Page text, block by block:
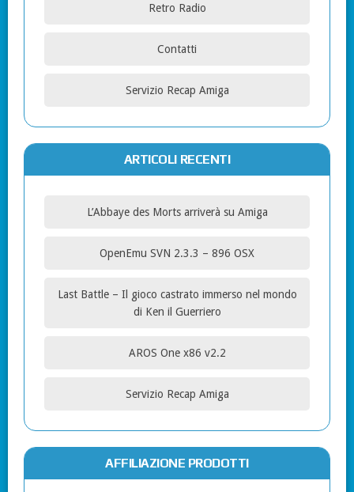
Retro Radio
Contatti
Servizio Recap Amiga
ARTICOLI RECENTI
L’Abbaye des Morts arriverà su Amiga
OpenEmu SVN 2.3.3 – 896 OSX
Last Battle – Il gioco castrato immerso nel mondo
di Ken il Guerriero
AROS One x86 v2.2
Servizio Recap Amiga
AFFILIAZIONE PRODOTTI